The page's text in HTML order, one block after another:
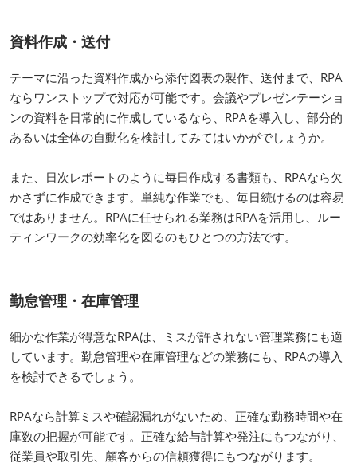
資料作成・送付
テーマに沿った資料作成から添付図表の製作、送付まで、RPA
ならワンストップで対応が可能です。会議やプレゼンテーショ
ンの資料を日常的に作成しているなら、RPAを導入し、部分的
あるいは全体の自動化を検討してみてはいかがでしょうか。
また、日次レポートのように毎日作成する書類も、RPAなら欠
かさずに作成できます。単純な作業でも、毎日続けるのは容易
ではありません。RPAに任せられる業務はRPAを活用し、ルー
ティンワークの効率化を図るのもひとつの方法です。
勤怠管理・在庫管理
細かな作業が得意なRPAは、ミスが許されない管理業務にも適
しています。勤怠管理や在庫管理などの業務にも、RPAの導入
を検討できるでしょう。
RPAなら計算ミスや確認漏れがないため、正確な勤務時間や在
庫数の把握が可能です。正確な給与計算や発注にもつながり、
従業員や取引先、顧客からの信頼獲得にもつながります。